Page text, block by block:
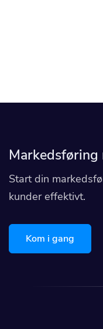
Start din
kunder effektivt.
Kom i gang